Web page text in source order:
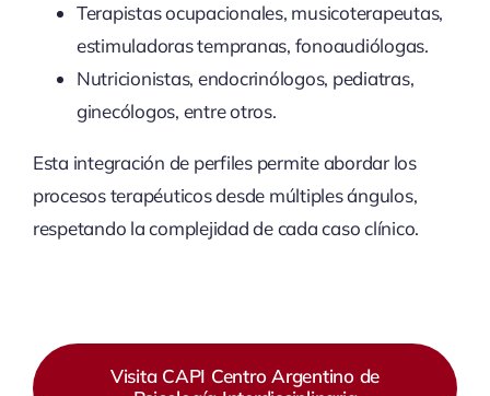
Terapistas ocupacionales, musicoterapeutas,
estimuladoras tempranas, fonoaudiólogas.
Nutricionistas, endocrinólogos, pediatras,
ginecólogos, entre otros.
Esta integración de perfiles permite abordar los
procesos terapéuticos desde múltiples ángulos,
respetando la complejidad de cada caso clínico.
Visita CAPI Centro Argentino de